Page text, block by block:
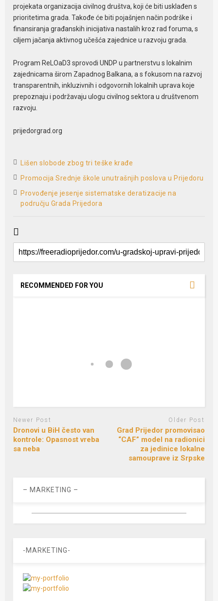
projekata organizacija civilnog društva, koji će biti usklađen s
prioritetima grada. Takođe će biti pojašnjen način podrške i
finansiranja građanskih inicijativa nastalih kroz rad foruma, s
ciljem jačanja aktivnog učešća zajednice u razvoju grada.
Program ReLOaD3 sprovodi UNDP u partnerstvu s lokalnim
zajednicama širom Zapadnog Balkana, a s fokusom na razvoj
transparentnih, inkluzivnih i odgovornih lokalnih uprava koje
prepoznaju i podržavaju ulogu civilnog sektora u društvenom
razvoju.
prijedorgrad.org
Lišen slobode zbog tri teške krađe
Promocija Srednje škole unutrašnjih poslova u Prijedoru
Provođenje jesenje sistematske deratizacije na
području Grada Prijedora
RECOMMENDED FOR YOU
Newer Post
Dronovi u BiH često van
kontrole: Opasnost vreba
sa neba
Older Post
Grad Prijedor promovisao
“CAF” model na radionici
za jedinice lokalne
samouprave iz Srpske
– MARKETING –
-MARKETING-